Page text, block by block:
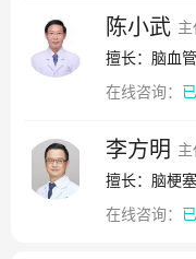
血管内介入治疗，对
术（DSA）进行精准
元，正筹建卒中中心
行系统化规范化的管理。‎‏‎‎2.帕金森病和运动障碍病：包括
挛、面肌痉挛等疾病。
深部电刺激术（DBS
障碍等患者提供个体
眼睑痉挛、面肌痉挛、
陈小武
在线咨询：
李方明
擅长：脑梗
在线咨询：